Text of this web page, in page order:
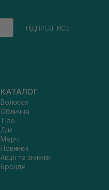
підписатись
КАТАЛОГ
Волосся
Обличчя
Тіло
Дім
Мерч
Новинки
Акції та знижки
Бренди